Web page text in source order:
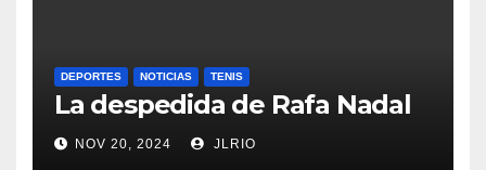
DEPORTES NOTICIAS TENIS
La despedida de Rafa Nadal
NOV 20, 2024 JLRIO